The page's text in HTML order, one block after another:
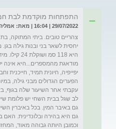
התפתחות מוקדמת לבת
29/07/2022 | 16:04 | מאת: אמליה
צהריים טובים. ביתי המתוקה,
יחסית לשאר בני ובנות גילה
מודאגת מהמספרים...היא אינה
יפייפיה, חיונית תמיד, חייכנית
הפערים הגדולים מבני גילה,
עקבתי אחר השיעור שלה
לב שגל בבית השחי יש פלומת
גם באיבר המין. בכל באיברין
גם היא בהירה ובלונדינית.
וכמובן היותה גבוהה מאוד,